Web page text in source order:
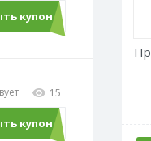
купон
15
купон
HIFURNISH